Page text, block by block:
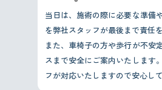
当日は、施術の際に必要な準備
を弊社スタッフが最後まで責任
また、車椅子の方や歩行が不安
スまで安全にご案内いたします
フが対応いたしますので安心し